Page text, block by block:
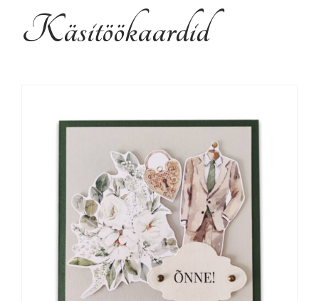
Käsitöökaardid